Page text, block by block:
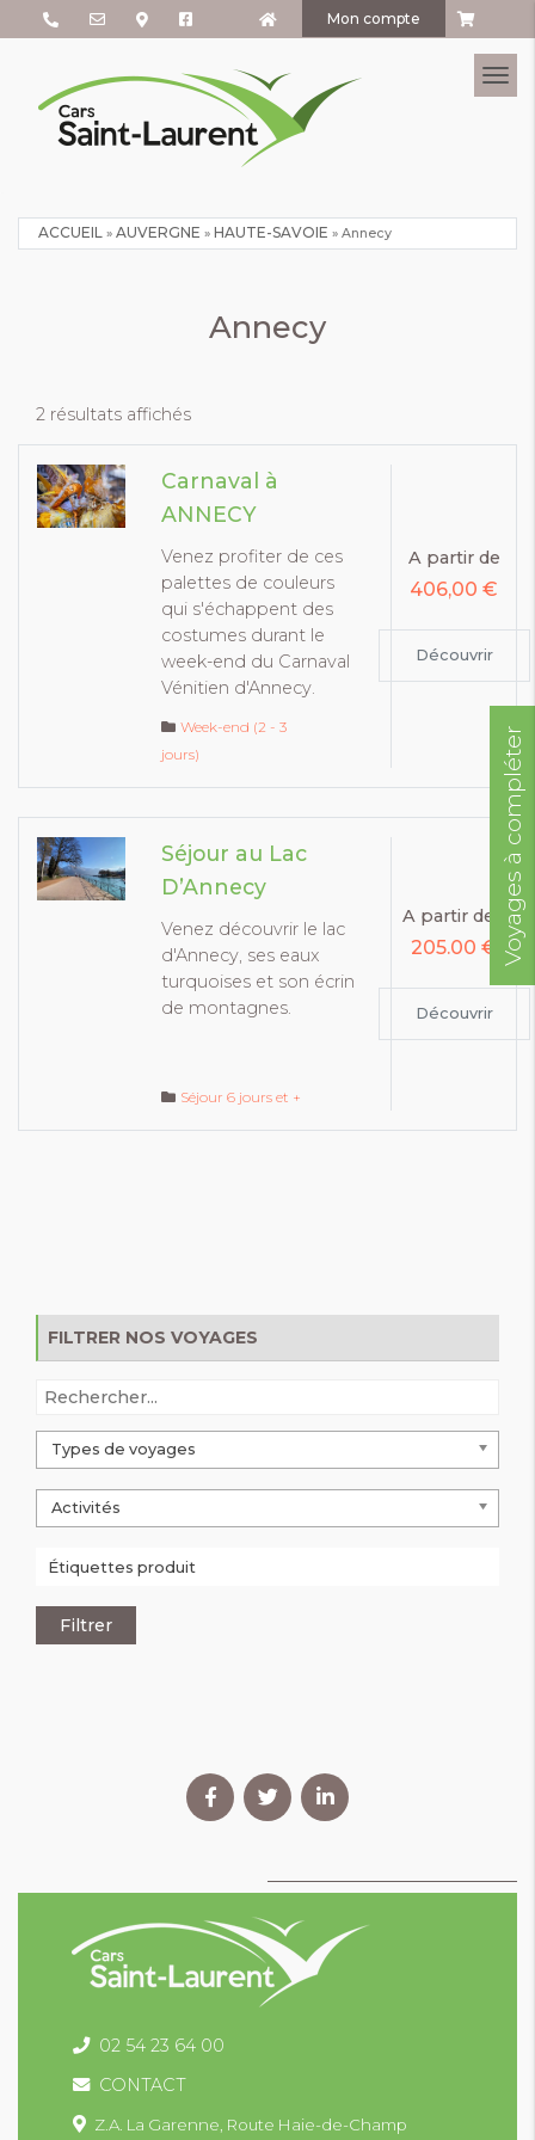
Mon compte
ACCUEIL » AUVERGNE » HAUTE-SAVOIE » Annecy
Annecy
2 résultats affichés
Carnaval à
ANNECY
Venez profiter de ces
palettes de couleurs
qui s'échappent des
costumes durant le
week-end du Carnaval
Vénitien d'Annecy.
Week-end (2 - 3
jours)
A partir de
406,00 €
Découvrir
Séjour au Lac
D’Annecy
Venez découvrir le lac
d'Annecy, ses eaux
turquoises et son écrin
de montagnes.
Séjour 6 jours et +
A partir de
205.00 €
Découvrir
FILTRER NOS VOYAGES
Types de voyages
Activités
Voyages à compléter
02 54 23 64 00
CONTACT
Z.A. La Garenne, Route Haie-de-Champ